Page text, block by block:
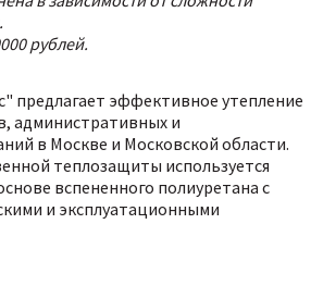
рублей.
предлагает эффективное утепление
административных и
в Москве и Московской области.
теплозащиты используется
вспененного полиуретана с
и эксплуатационными